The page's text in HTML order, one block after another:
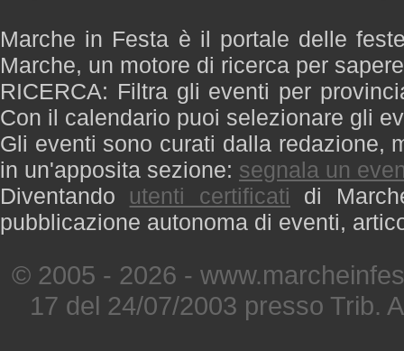
Marche in Festa è il portale delle
Marche, un motore di ricerca per
RICERCA: Filtra gli eventi per
Con il calendario puoi selezionare gli
Gli eventi sono curati dalla redazione,
in un'apposita sezione: segnala un
Diventando utenti certificati di
pubblicazione autonoma di eventi,
© 2005 - 2026 -
17 del 24/07/2003 presso Trib.